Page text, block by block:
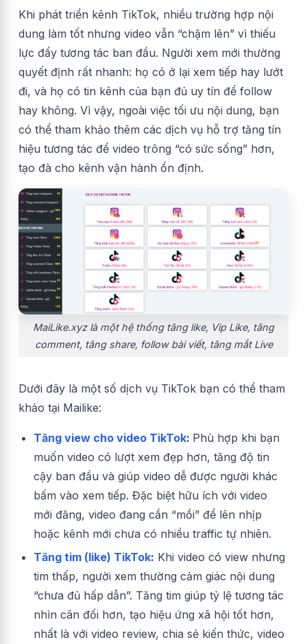
Khi phát triển kênh TikTok, nhiều trường hợp nội
dung làm tốt nhưng video vẫn “chậm lên” vì thiếu
lực đẩy tương tác ban đầu. Người xem mới thường
quyết định rất nhanh: họ có ở lại xem tiếp hay lướt
đi, và họ có tin kênh của bạn đủ uy tín để follow
hay không. Vì vậy, ngoài việc tối ưu nội dung, bạn
có thể tham khảo thêm các dịch vụ hỗ trợ tăng tín
hiệu tương tác để video trông “có sức sống” hơn,
tạo đà cho kênh vận hành ổn định.
MaiLike.xyz là một hệ thống tăng like, Vip Like, tăng
comment, tăng share, follow bài viết, tăng mắt Live
Dưới đây là một số dịch vụ TikTok bạn có thể tham
khảo tại Mailike:
Tăng view cho video TikTok: Phù hợp khi bạn
muốn video có lượt xem đẹp hơn, tăng độ tin
cậy ban đầu và giúp video dễ được người khác
bấm vào xem tiếp. Đặc biệt hữu ích với video
mới đăng, video đang cần “mồi” để lên nhịp
hoặc kênh mới chưa có nhiều traffic tự nhiên.
Tăng tim (like) TikTok: Khi video có view nhưng
tim thấp, người xem thường cảm giác nội dung
“chưa đủ hấp dẫn”. Tăng tim giúp tỷ lệ tương tác
nhìn cân đối hơn, tạo hiệu ứng xã hội tốt hơn,
nhất là với video review, chia sẻ kiến thức, video